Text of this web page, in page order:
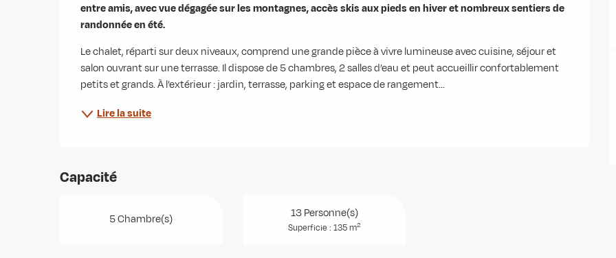
entre amis, avec vue dégagée sur les montagnes, accès skis aux pieds en hiver et nombreux sentiers de
randonnée en été.
Le chalet, réparti sur deux niveaux, comprend une grande pièce à vivre lumineuse avec cuisine, séjour et
salon ouvrant sur une terrasse. Il dispose de 5 chambres, 2 salles d’eau et peut accueillir confortablement
petits et grands. À l’extérieur : jardin, terrasse, parking et espace de rangement...
Lire la suite
Capacité
5 Chambre(s) 13 Personne(s)
Superficie : 135 m2